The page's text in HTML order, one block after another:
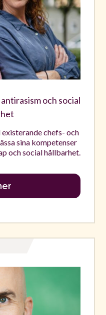
och social
chefs- och
sina kompetenser
och social hållbarhet.